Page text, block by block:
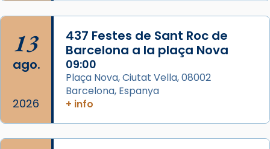
col·laboradors, a la Catedral de Barcelona.
L’arquebisbe de Barcelona, el cardenal Joan
Josep Omella, ha presidit la missa i l’ha
concelebrat el bisbe auxiliar de Barcelona,
Mons. David Abadías.
📸 Dr. G. Simón
13
ago.
2026
437 Festes de Sant Roc de
Barcelona a la plaça Nova
09:00
Plaça Nova, Ciutat Vella, 08002
Barcelona, Espanya
+ info